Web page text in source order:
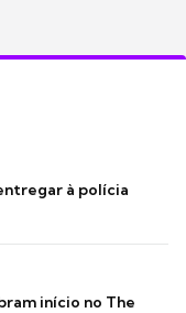
à polícia
início no The